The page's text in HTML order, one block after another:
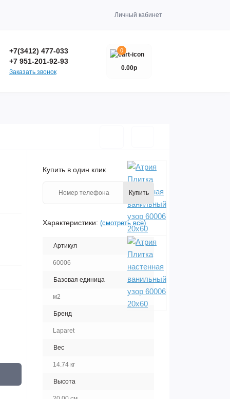
Личный кабинет
+7(3412) 477-033
+7 951-201-92-93
Заказать звонок
0
0.00р
Купить в один клик
Купить
Характеристики: (смотреть все)
Артикул
60006
Базовая единица
м2
Бренд
Laparet
Вес
14.74 кг
Высота